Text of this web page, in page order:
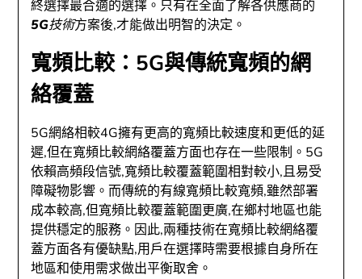
終選擇最合適的選擇。只有在全面了解各供應商的
5G技術方案後,才能做出明智的決定。
寬頻比較：5G與傳統寬頻的網
絡覆蓋
5G網絡相較4G擁有更高的寬頻比較速度和更低的延
遲,但在寬頻比較網絡覆蓋方面也存在一些限制。5G
依賴高頻段信號,寬頻比較覆蓋範圍相對較小,且易受
障礙物影響。而傳統的有線寬頻比較寬頻,雖然部署
成本較高,但寬頻比較覆蓋範圍更廣,在鄉村地區也能
提供穩定的服務。因此,兩種技術在寬頻比較網絡覆
蓋方面各有優缺點,用戶在選擇時需要根據自身所在
地區和使用需求做出平衡取舍。